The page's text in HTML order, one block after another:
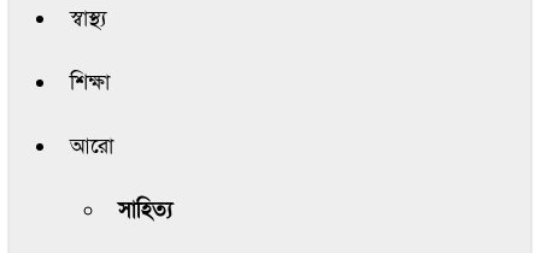
স্বাস্থ্য
শিক্ষা
আরো
সাহিত্য